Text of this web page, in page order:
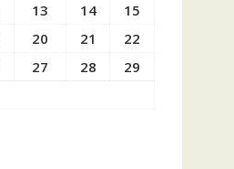
13 14
15
20 21
22
27 28
29